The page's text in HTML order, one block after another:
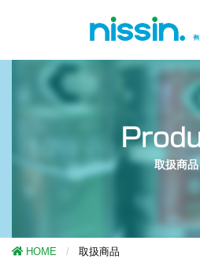
取扱商品
HOME 取扱商品